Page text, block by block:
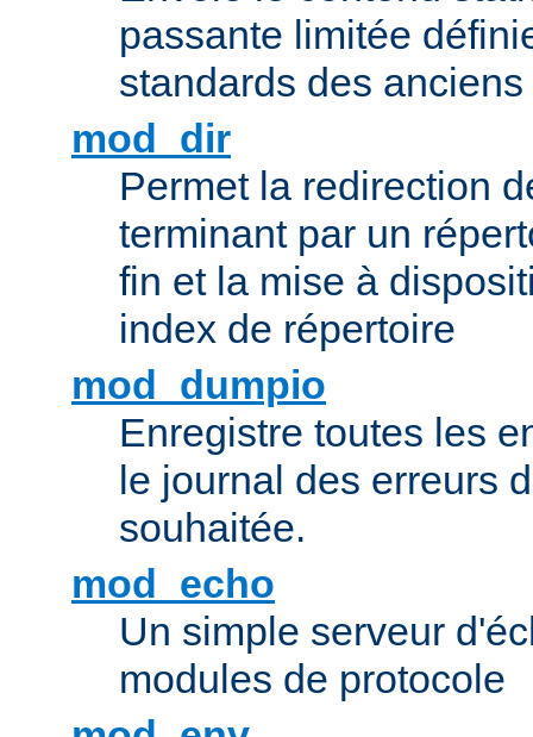
passante limitée
standards des
mod_dir
Permet la redirection
terminant par un
fin et la mise à
index de répertoire
mod_dumpio
Enregistre toutes les
le journal des erreurs
souhaitée.
mod_echo
Un simple serveur
modules de protocole